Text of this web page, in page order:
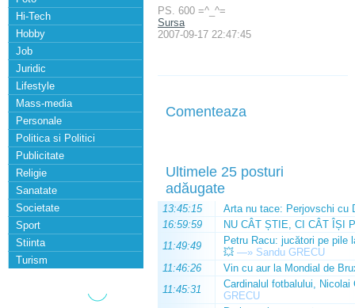
Hi-Tech
Hobby
Job
Juridic
Lifestyle
Mass-media
Personale
Politica si Politici
Publicitate
Religie
Sanatate
Societate
Sport
Stiinta
Turism
PS. 600 =^_^=
Sursa
2007-09-17 22:47:45
Comenteaza
Ultimele 25 posturi
adăugate
13:45:15
Arta nu tace: Perjovschi cu
16:59:59
NU CÂT ȘTIE, CI CÂT ÎȘI
11:49:49
Petru Racu: jucători pe pile
💥 —» Sandu GRECU
11:46:26
Vin cu aur la Mondial de
11:45:31
Cardinalul fotbalului,
GRECU